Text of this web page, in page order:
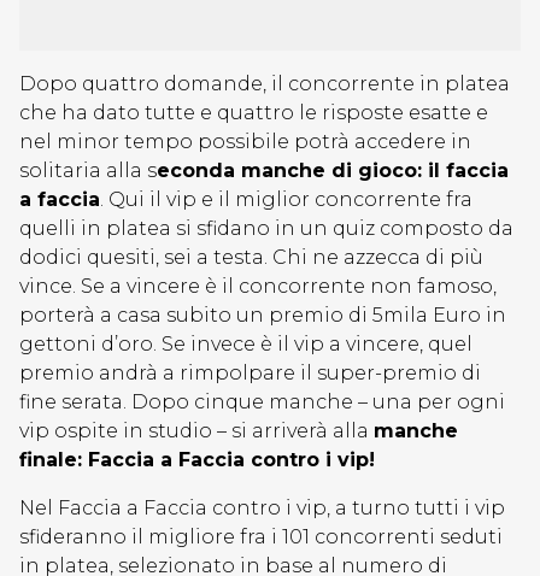
Dopo quattro domande, il concorrente in platea
che ha dato tutte e quattro le risposte esatte e
nel minor tempo possibile potrà accedere in
solitaria alla seconda manche di gioco: il faccia
a faccia. Qui il vip e il miglior concorrente fra
quelli in platea si sfidano in un quiz composto da
dodici quesiti, sei a testa. Chi ne azzecca di più
vince. Se a vincere è il concorrente non famoso,
porterà a casa subito un premio di 5mila Euro in
gettoni d’oro. Se invece è il vip a vincere, quel
premio andrà a rimpolpare il super-premio di
fine serata. Dopo cinque manche – una per ogni
vip ospite in studio – si arriverà alla manche
finale: Faccia a Faccia contro i vip!
Nel Faccia a Faccia contro i vip, a turno tutti i vip
sfideranno il migliore fra i 101 concorrenti seduti
in platea, selezionato in base al numero di